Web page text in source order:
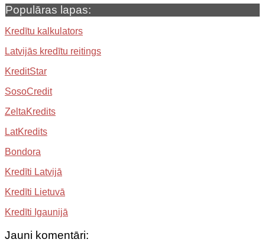
Populāras lapas:
Kredītu kalkulators
Latvijās kredītu reitings
KreditStar
SosoCredit
ZeltaKredits
LatKredits
Bondora
Kredīti Latvijā
Kredīti Lietuvā
Kredīti Igaunijā
Jauni komentāri: